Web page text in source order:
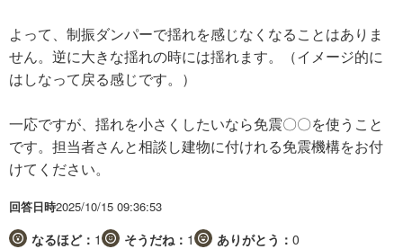
よって、制振ダンパーで揺れを感じなくなることはありま
せん。逆に大きな揺れの時には揺れます。（イメージ的に
はしなって戻る感じです。）
一応ですが、揺れを小さくしたいなら免震〇〇を使うこと
です。担当者さんと相談し建物に付けれる免震機構をお付
けてください。
回答日時2025/10/15 09:36:53
なるほど： 1 そうだね： 1 ありがとう： 0